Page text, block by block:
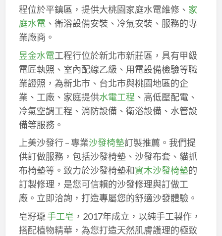
程位於平鎮區，提供大桃園家庭水電維修、 家
庭水電、衛浴設備安裝、冷氣安裝、服務的專
業廠商。
昱金水電工程行位於新北市新莊區，具有甲級
電匠執照、室內配線乙級、用電設備檢驗等職
業證照，為新北市、台北市與桃園地區的企
業、工廠、家庭提供水電工程 、高低壓配電、
冷氣空調工程、消防設備、衛浴設備、水管設
備等服務。
上美沙發行 – 專業沙發椅墊訂製推薦。我們提
供訂做服務，包括沙發椅墊、沙發布套、貓抓
布椅墊等。致力於沙發椅墊和實木沙發椅墊的
訂製修理，是您可信賴的沙發修理與訂做工
廠。立即洽詢，打造專屬您的舒適沙發體驗。
皂籽瓏手工皂 ，2017年成立，以純手工製作，
搭配植物精華，為您打造天然肌膚護理的極致